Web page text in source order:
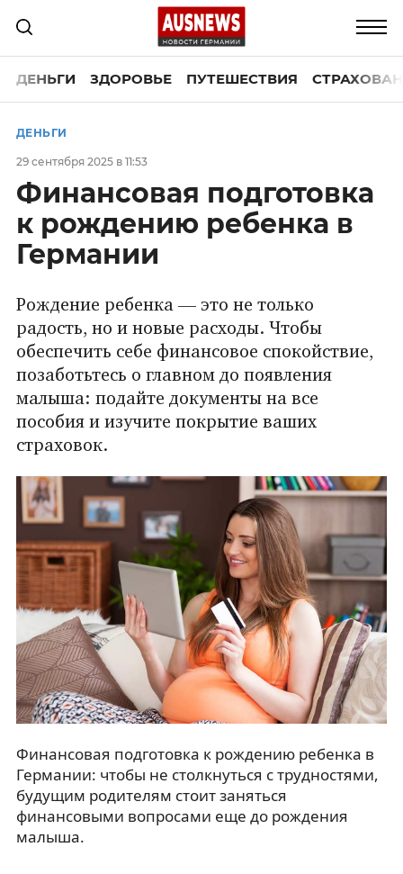
ДЕНЬГИ ЗДОРОВЬЕ ПУТЕШЕСТВИЯ
ДЕНЬГИ
29 сентября 2025 в 11:53
Финансовая подготовка
к рождению ребенка в
Германии
Рождение ребенка — это не только
радость, но и новые расходы. Чтобы
обеспечить себе финансовое спокойствие,
позаботьтесь о главном до появления
малыша: подайте документы на все
пособия и изучите покрытие ваших
страховок.
Финансовая подготовка к рождению ребенка в
Германии: чтобы не столкнуться с трудностями,
будущим родителям стоит заняться
финансовыми вопросами еще до рождения
малыша.